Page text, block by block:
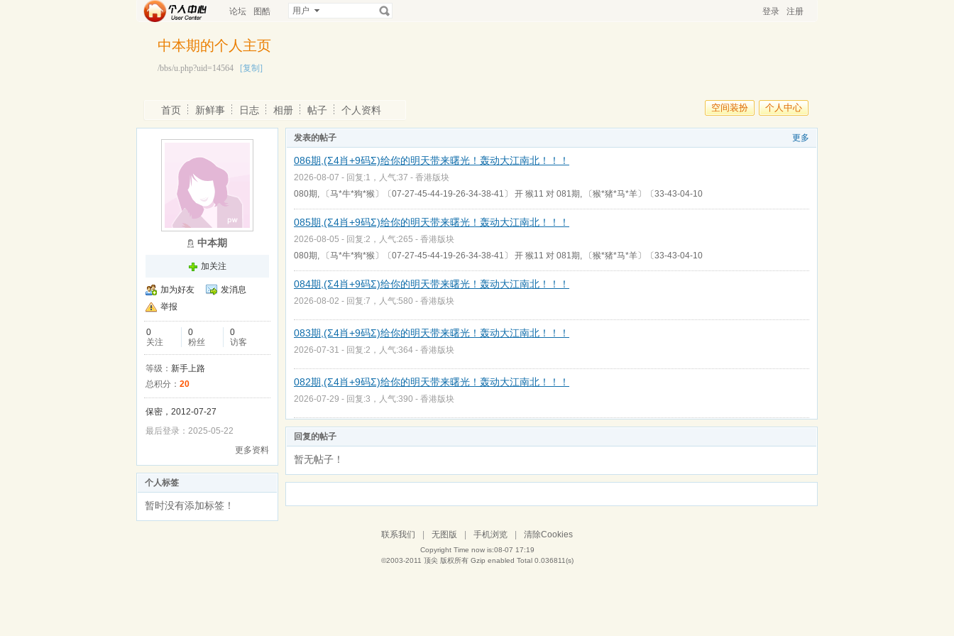
论坛 图酷 用户 登录 注册
中本期的个人主页
/bbs/u.php?uid=14564 [复制]
空间装扮 个人中心
首页 新鲜事 日志 相册 帖子 个人资料
中本期
加关注
加为好友
发消息
举报
0
关注
0
粉丝
0
访客
等级： 新手上路
总积分： 20
保密，2012-07-27
最后登录：2025-05-22
更多资料
个人标签
暂时没有添加标签！
更多
发表的帖子
086期,(Σ4肖+9码Σ)给你的明天带来曙光！轰动大江南北！！！
2026-08-07 - 回复:1，人气:37 - 香港版块
080期, 〔马*牛*狗*猴〕〔07-27-45-44-19-26-34-38-41〕 开 猴11 对 081期, 〔猴*猪*马*羊〕〔33-43-04-10
085期,(Σ4肖+9码Σ)给你的明天带来曙光！轰动大江南北！！！
2026-08-05 - 回复:2，人气:265 - 香港版块
080期, 〔马*牛*狗*猴〕〔07-27-45-44-19-26-34-38-41〕 开 猴11 对 081期, 〔猴*猪*马*羊〕〔33-43-04-10
084期,(Σ4肖+9码Σ)给你的明天带来曙光！轰动大江南北！！！
2026-08-02 - 回复:7，人气:580 - 香港版块
083期,(Σ4肖+9码Σ)给你的明天带来曙光！轰动大江南北！！！
2026-07-31 - 回复:2，人气:364 - 香港版块
082期,(Σ4肖+9码Σ)给你的明天带来曙光！轰动大江南北！！！
2026-07-29 - 回复:3，人气:390 - 香港版块
回复的帖子
暂无帖子！
联系我们 无图版 手机浏览 清除Cookies
Copyright Time now is:08-07 17:19
©2003-2011 顶尖版权所有 Gzip enabled Total 0.036811(s)